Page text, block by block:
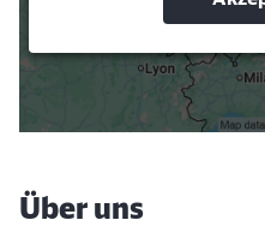
Filter
Über uns